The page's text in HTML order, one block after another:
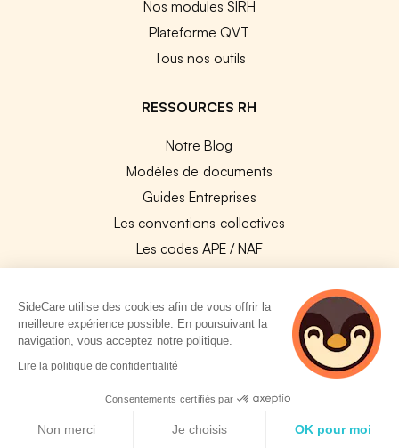
Nos modules SIRH
Plateforme QVT
Tous nos outils
RESSOURCES RH
Notre Blog
Modèles de documents
Guides Entreprises
Les conventions collectives
Les codes APE / NAF
Base des métiers
Les assureurs partenaires
Le PMSS par année
Bureaux CPAM
Les OPCO
Tops assurances par secteur
SideCare utilise des cookies afin de vous offrir la
meilleure expérience possible. En poursuivant la
navigation, vous acceptez notre politique.
Lire la politique de confidentialité
Consentements certifiés par
Non merci Je choisis OK pour moi
2 personnes
consultent
actuellement cette